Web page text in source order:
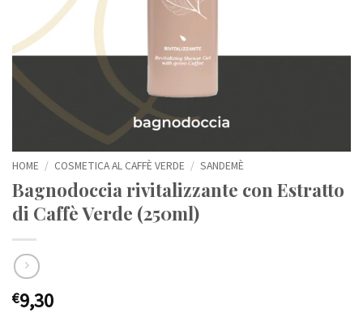
HOME / COSMETICA AL CAFFÈ VERDE / SANDEMÈ
Bagnodoccia rivitalizzante con Estratto
di Caffè Verde (250ml)
€9,30